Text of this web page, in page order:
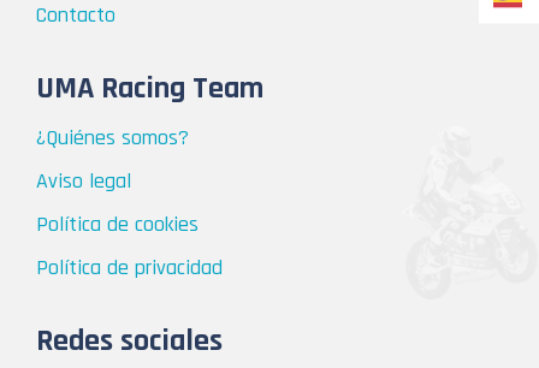
Contacto
UMA Racing Team
¿Quiénes somos?
Aviso legal
Política de cookies
Política de privacidad
Redes sociales